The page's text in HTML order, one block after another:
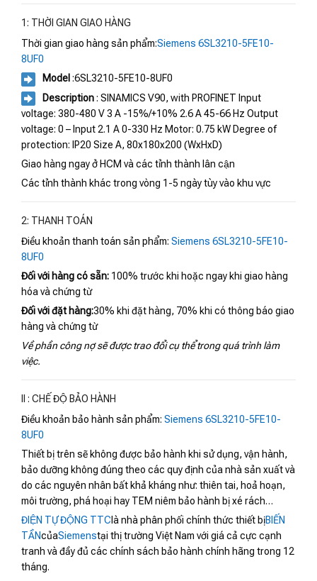
1: THỜI GIAN GIAO HÀNG
Thời gian giao hàng sản phẩm:Siemens 6SL3210-5FE10-
8UF0
Model :6SL3210-5FE10-8UF0
Description: SINAMICS V90, with PROFINET Input
voltage: 380-480 V 3 A -15%/+10% 2.6 A 45-66 Hz Output
voltage: 0 – Input 2.1 A 0-330 Hz Motor: 0.75 kW Degree of
protection: IP20 Size A, 80x180x200 (WxHxD)
Giao hàng ngay ở HCM và các tỉnh thành lân cận
Các tỉnh thành khác trong vòng 1-5 ngày tùy vào khu vực
2: THANH TOÁN
Điều khoản thanh toán sản phẩm: Siemens 6SL3210-5FE10-
8UF0
Đối với hàng có sẵn: 100% trước khi hoặc ngay khi giao hàng
hóa và chứng từ
Đối với đặt hàng:30% khi đặt hàng, 70% khi có thông báo giao
hàng và chứng từ
Về phần công nợ sẽ được trao đổi cụ thể trong quá trình làm
việc.
II : CHẾ ĐỘ BẢO HÀNH
Điều khoản bảo hành sản phẩm: Siemens 6SL3210-5FE10-
8UF0
Thiết bị trên sẽ không được bảo hành khi sử dụng, vận hành,
bảo dưỡng không đúng theo các quy định của nhà sản xuất và
do các nguyên nhân bất khả kháng như: thiên tai, hoả hoạn,
môi trường, phá hoại hay TEM niêm bảo hành bị xé rách…
ĐIỆN TỰ ĐỘNG TTC là nhà phân phối chính thức thiết bịBIẾN
TẦNcủaSiemenstại thị trường Việt Nam với giá cả cực cạnh
tranh và đầy đủ các chính sách bảo hành chính hãng trong 12
tháng.